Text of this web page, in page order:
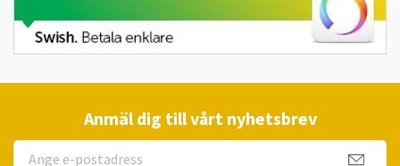
Anmäl dig till vårt nyhetsbrev